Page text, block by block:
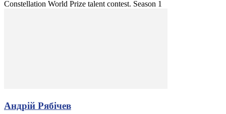
Constellation World Prize talent contest. Season 1
Андрій Рябічев